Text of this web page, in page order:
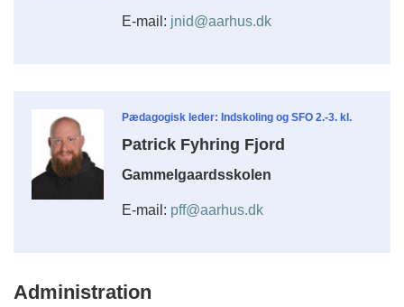
E-mail: jnid@aarhus.dk
Pædagogisk leder: Indskoling og SFO 2.-3. kl.
Patrick Fyhring Fjord
Gammelgaardsskolen
E-mail: pff@aarhus.dk
Administration